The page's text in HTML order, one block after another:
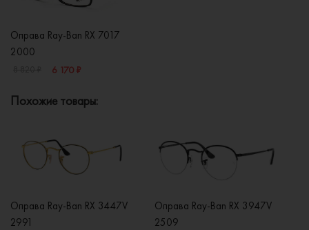
Оправа Ray-Ban RX 7017
2000
6 170 ₽
Похожие товары:
Оправа Ray-Ban RX 3447V
2991
Оправа Ray-Ban RX 3947V
2509